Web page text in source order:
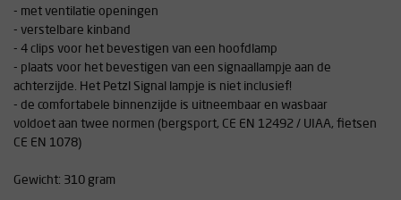
- met ventilatie openingen
- verstelbare kinband
- 4 clips voor het bevestigen van een hoofdlamp
- plaats voor het bevestigen van een signaallampje aan de
achterzijde. Het Petzl Signal lampje is niet inclusief!
- de comfortabele binnenzijde is uitneembaar en wasbaar
voldoet aan twee normen (bergsport, CE EN 12492 / UIAA, fietsen
CE EN 1078)
Gewicht: 310 gram